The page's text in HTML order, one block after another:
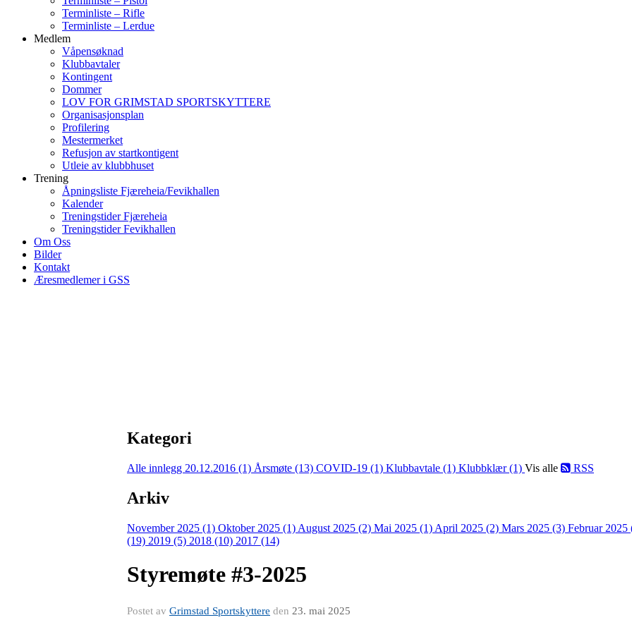
Terminliste – Rifle
Terminliste – Lerdue
Medlem
Våpensøknad
Klubbavtaler
Kontingent
Dommer
LOV FOR GRIMSTAD SPORTSKYTTERE
Organisasjonsplan
Profilering
Mestermerket
Refusjon av startkontigent
Utleie av klubbhuset
Trening
Åpningsliste Fjæreheia/Fevikhallen
Kalender
Treningstider Fjæreheia
Treningstider Fevikhallen
Om Oss
Bilder
Kontakt
Æresmedlemer i GSS
Kategori
Alle innlegg 20.12.2016 (1) Årsmøte (13) COVID-19 (1) Klubbavtale (1) Klubbklær (1) Vis alle RSS
Arkiv
November 2025 (1) Oktober 2025 (1) August 2025 (2) Mai 2025 (1) April 2025 (2) Mars 2025 (3) Februar
(19) 2019 (5) 2018 (10) 2017 (14)
Styremøte #3-2025
Postet av Grimstad Sportskyttere den 23. mai 2025